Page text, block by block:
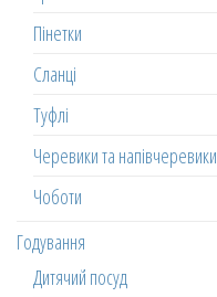
Пінетки
Сланці
Туфлі
Черевики та напівчеревики
Чоботи
Годування
Дитячий посуд